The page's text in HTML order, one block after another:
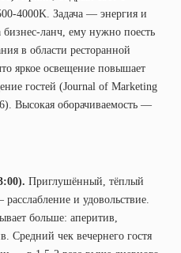
4000K. Задача — энергия и
бизнес-ланч, ему нужно поесть
в области ресторанной
яркое освещение повышает
гостей (Journal of Marketing
Высокая оборачиваемость —
Приглушённый, тёплый
и удовольствие.
больше: аперитив,
Средний чек вечернего гостя